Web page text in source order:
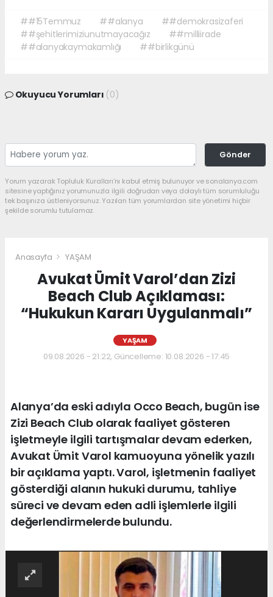
##15Temmuz ##alanya
##demokrasizaferi
##şehitlerimiziunutmayacağız
##milliirade
##alanyakaymakamlığı
##birlikgünü
Okuyucu Yorumları (0)
Gönder
Yorum yazarak Topluluk Kuralları’nı kabul etmiş bulunuyor ve sonalanya.com
sitesine yaptığınız yorumunuzla ilgili doğrudan veya dolaylı tüm sorumluluğu
tek başınıza üstleniyorsunuz. Yazılan tüm yorumlardan site yönetimi hiçbir
şekilde sorumlu tutulamaz.
Anasayfa YAŞAM
Avukat Ümit Varol’dan Zizi
Beach Club Açıklaması:
“Hukukun Kararı Uygulanmalı”
YAŞAM
09.08.2026 - 21:22, Güncelleme: 10.08.2026 - 17:45
Alanya’da eski adıyla Occo Beach, bugün ise
Zizi Beach Club olarak faaliyet gösteren
işletmeyle ilgili tartışmalar devam ederken,
Avukat Ümit Varol kamuoyuna yönelik yazılı
bir açıklama yaptı. Varol, işletmenin faaliyet
gösterdiği alanın hukuki durumu, tahliye
süreci ve devam eden adli işlemlerle ilgili
değerlendirmelerde bulundu.